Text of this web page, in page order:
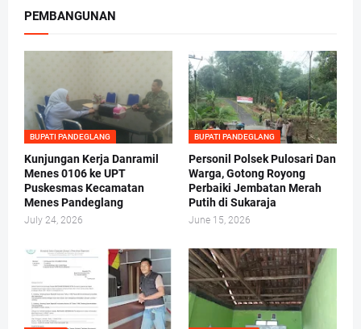
PEMBANGUNAN
BUPATI PANDEGLANG
Kunjungan Kerja Danramil
Menes 0106 ke UPT
Puskesmas Kecamatan
Menes Pandeglang
July 24, 2026
BUPATI PANDEGLANG
Personil Polsek Pulosari Dan
Warga, Gotong Royong
Perbaiki Jembatan Merah
Putih di Sukaraja
June 15, 2026